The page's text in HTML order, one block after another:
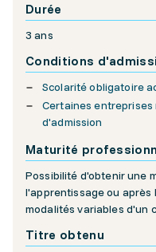
Durée
3 ans
Conditions
Scolarité obligatoire
Certaines entreprises
d'admission
Maturité
Possibilité d'obtenir une
l'apprentissage ou après
modalités variables d'un
Titre obtenu